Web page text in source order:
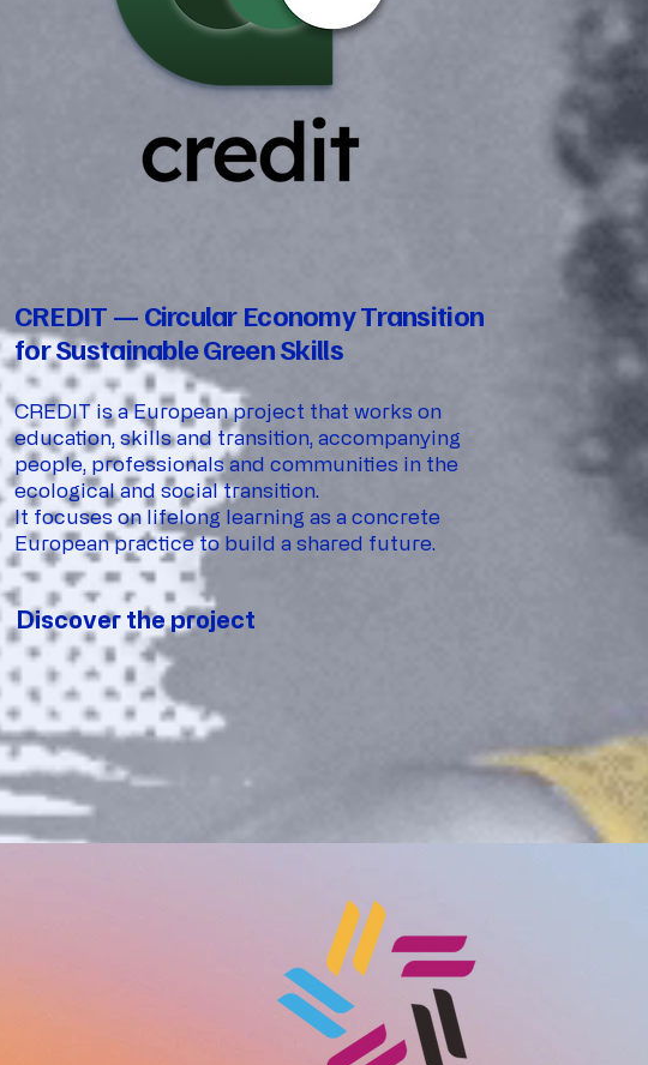
CREDIT — Circular Economy Transition
for Sustainable Green Skills
CREDIT is a European project that works on
education, skills and transition, accompanying
people, professionals and communities in the
ecological and social transition.
It focuses on lifelong learning as a concrete
European practice to build a shared future.
Discover the project